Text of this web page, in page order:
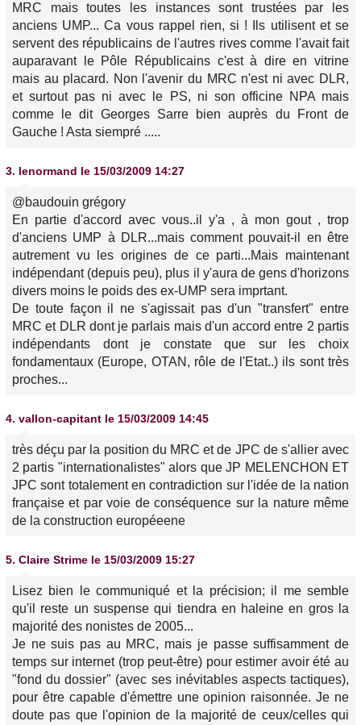
MRC mais toutes les instances sont trustées par les
anciens UMP... Ca vous rappel rien, si ! Ils utilisent et se
servent des républicains de l'autres rives comme l'avait fait
auparavant le Pôle Républicains c'est à dire en vitrine
mais au placard. Non l'avenir du MRC n'est ni avec DLR,
et surtout pas ni avec le PS, ni son officine NPA mais
comme le dit Georges Sarre bien auprès du Front de
Gauche ! Asta siempré .....
3. lenormand le 15/03/2009 14:27
@baudouin grégory
En partie d'accord avec vous..il y'a , à mon gout , trop
d'anciens UMP à DLR...mais comment pouvait-il en être
autrement vu les origines de ce parti...Mais maintenant
indépendant (depuis peu), plus il y'aura de gens d'horizons
divers moins le poids des ex-UMP sera imprtant.
De toute façon il ne s'agissait pas d'un "transfert" entre
MRC et DLR dont je parlais mais d'un accord entre 2 partis
indépendants dont je constate que sur les choix
fondamentaux (Europe, OTAN, rôle de l'Etat..) ils sont très
proches...
4. vallon-capitant le 15/03/2009 14:45
très déçu par la position du MRC et de JPC de s'allier avec
2 partis "internationalistes" alors que JP MELENCHON ET
JPC sont totalement en contradiction sur l'idée de la nation
française et par voie de conséquence sur la nature même
de la construction européeene
5. Claire Strime le 15/03/2009 15:27
Lisez bien le communiqué et la précision; il me semble
qu'il reste un suspense qui tiendra en haleine en gros la
majorité des nonistes de 2005...
Je ne suis pas au MRC, mais je passe suffisamment de
temps sur internet (trop peut-être) pour estimer avoir été au
"fond du dossier" (avec ses inévitables aspects tactiques),
pour être capable d'émettre une opinion raisonnée. Je ne
doute pas que l'opinion de la majorité de ceux/celles qui